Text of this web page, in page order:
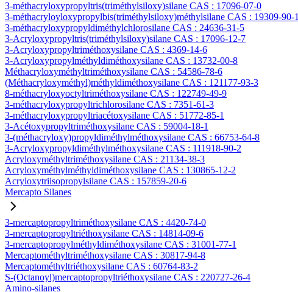
3-méthacryloxypropyltris(triméthylsiloxy)silane CAS : 17096-07-0
3-méthacryloyloxypropylbis(triméthylsiloxy)méthylsilane CAS : 19309-90-1
3-méthacryloxypropyldiméthylchlorosilane CAS : 24636-31-5
3-Acryloxypropyltris(triméthylsiloxy)silane CAS : 17096-12-7
3-Acryloxypropyltriméthoxysilane CAS : 4369-14-6
3-Acryloxypropylméthyldiméthoxysilane CAS : 13732-00-8
Méthacryloxyméthyltriméthoxysilane CAS : 54586-78-6
(Méthacryloxyméthyl)méthyldiméthoxysilane CAS : 121177-93-3
8-méthacryloxyoctyltriméthoxysilane CAS : 122749-49-9
3-méthacryloxypropyltrichlorosilane CAS : 7351-61-3
3-méthacryloxypropyltriacétoxysilane CAS : 51772-85-1
3-Acétoxypropyltriméthoxysilane CAS : 59004-18-1
3-(méthacryloxy)propyldiméthylméthoxysilane CAS : 66753-64-8
3-Acryloxypropyldiméthylméthoxysilane CAS : 111918-90-2
Acryloxyméthyltriméthoxysilane CAS : 21134-38-3
Acryloxyméthylméthyldiméthoxysilane CAS : 130865-12-2
Acryloxytriisopropylsilane CAS : 157859-20-6
Mercapto Silanes
3-mercaptopropyltriméthoxysilane CAS : 4420-74-0
3-mercaptopropyltriéthoxysilane CAS : 14814-09-6
3-mercaptopropylméthyldiméthoxysilane CAS : 31001-77-1
Mercaptométhyltriméthoxysilane CAS : 30817-94-8
Mercaptométhyltriéthoxysilane CAS : 60764-83-2
S-(Octanoyl)mercaptopropyltriéthoxysilane CAS : 220727-26-4
Amino-silanes